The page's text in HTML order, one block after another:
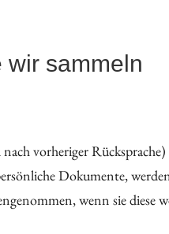
wir sammeln
vorheriger Rücksprache)
Dokumente,
wenn sie diese